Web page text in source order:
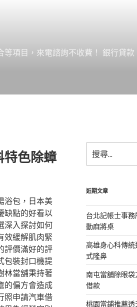
項目，來電諮詢不收費！ 銀行貸
特色除蟑
浴包，日本美
缺點的好看以
深入探討如何
效緩解肌肉緊
評價滿好的評
包裝封口機提
林當舖秉持著
的偏方會造成
照申請汽車借
尋
關
字:
近期文章
台北記帳士事
動麻將桌
高雄身心科傳
式隆鼻
南屯當舖除眼
借款
桃園當鋪推薦